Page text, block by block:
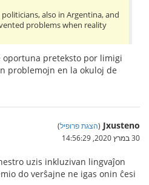
also in Argentina, and
problems when reality
oportuna preteksto por limigi
problemojn en la okuloj de
Jxusteno
(הצגת פרופיל)
30 במרץ 2020, 14:56:29
uzis inkluzivan lingvaĵon
do verŝajne ne igas onin ĉesi